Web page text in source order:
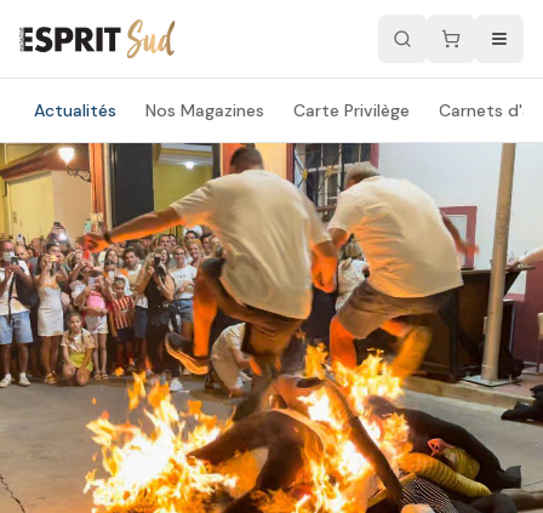
Actualités Nos Magazines Carte Privilège Carnets